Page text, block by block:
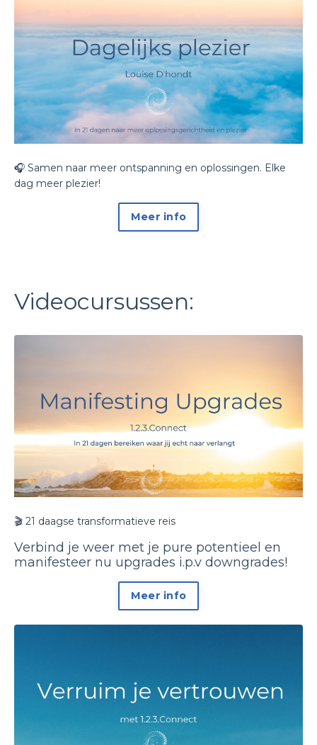
🎧 Samen naar meer ontspanning en oplossingen. Elke
dag meer plezier!
Meer info
Videocursussen:
🎬 21 daagse transformatieve reis
Verbind je weer met je pure potentieel en
manifesteer nu upgrades i.p.v downgrades!
Meer info